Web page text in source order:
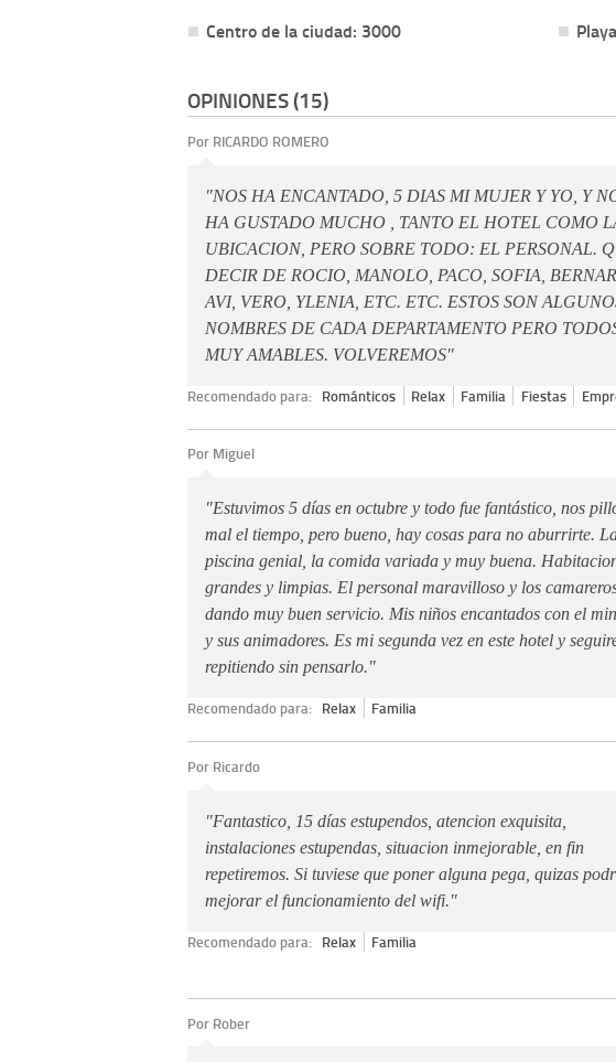
Centro de la ciudad: 3000
OPINIONES (15)
Por RICARDO ROMERO
"NOS HA ENCANTADO, 5 DIAS MI MUJER Y YO, Y
HA GUSTADO MUCHO , TANTO EL HOTEL COMO
UBICACION, PERO SOBRE TODO: EL PERSONAL.
DECIR DE ROCIO, MANOLO, PACO, SOFIA,
AVI, VERO, YLENIA, ETC. ETC. ESTOS SON
NOMBRES DE CADA DEPARTAMENTO PERO
MUY AMABLES. VOLVEREMOS"
Recomendado para: Románticos Relax Familia Fiestas
Por Miguel
"Estuvimos 5 días en octubre y todo fue fantástico, nos
mal el tiempo, pero bueno, hay cosas para no aburrirte.
piscina genial, la comida variada y muy buena.
grandes y limpias. El personal maravilloso y los
dando muy buen servicio. Mis niños encantados con el
y sus animadores. Es mi segunda vez en este hotel y
repitiendo sin pensarlo."
Recomendado para: Relax Familia
Por Ricardo
"Fantastico, 15 días estupendos, atencion exquisita,
instalaciones estupendas, situacion inmejorable, en fin
repetiremos. Si tuviese que poner alguna pega, quizas
mejorar el funcionamiento del wifi."
Recomendado para: Relax Familia
Por Rober